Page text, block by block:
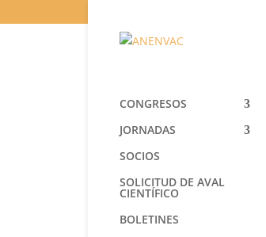
CONGRESOS
JORNADAS
SOCIOS
SOLICITUD DE AVAL
CIENTÍFICO
BOLETINES